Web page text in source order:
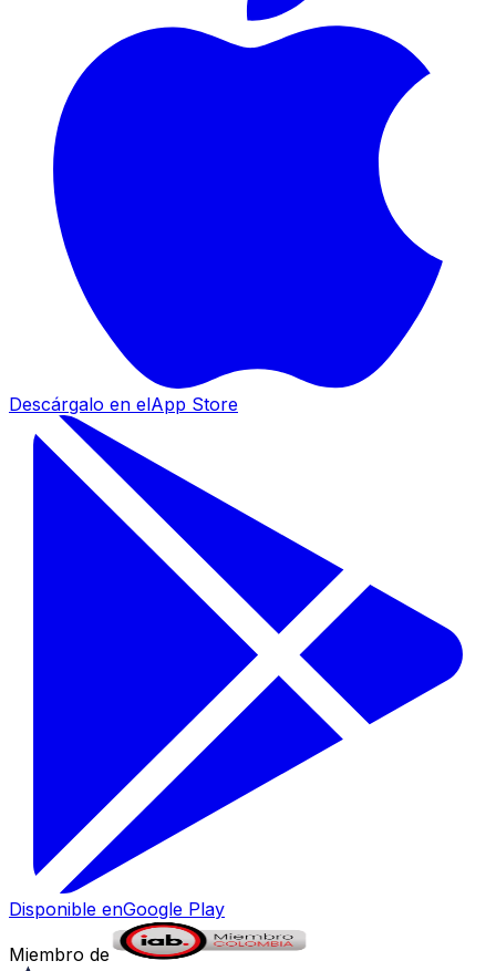
Descárgalo en elApp Store
Disponible enGoogle Play
Miembro de